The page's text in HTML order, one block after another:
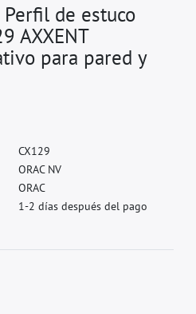
de estuco
AXXENT
para pared y
CX129
ORAC NV
ORAC
1-2 días después del pago